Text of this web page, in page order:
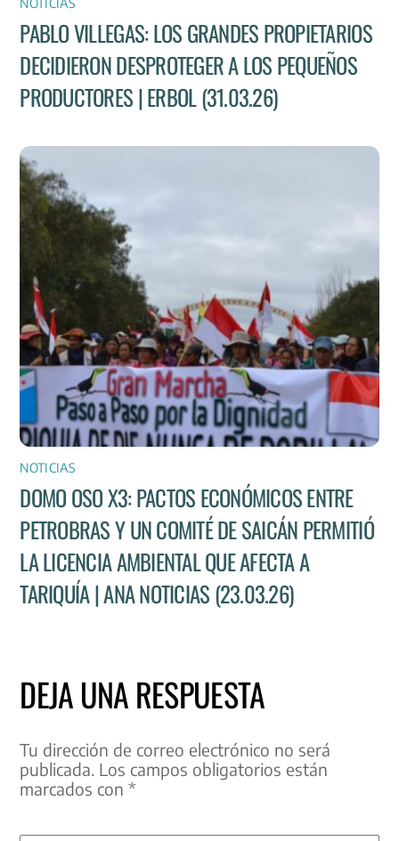
PABLO VILLEGAS: LOS GRANDES PROPIETARIOS
DECIDIERON DESPROTEGER A LOS PEQUEÑOS
PRODUCTORES | ERBOL (31.03.26)
NOTICIAS
DOMO OSO X3: PACTOS ECONÓMICOS ENTRE
PETROBRAS Y UN COMITÉ DE SAICÁN PERMITIÓ
LA LICENCIA AMBIENTAL QUE AFECTA A
TARIQUÍA | ANA NOTICIAS (23.03.26)
DEJA UNA RESPUESTA
Tu dirección de correo electrónico no será
publicada. Los campos obligatorios están
marcados con*